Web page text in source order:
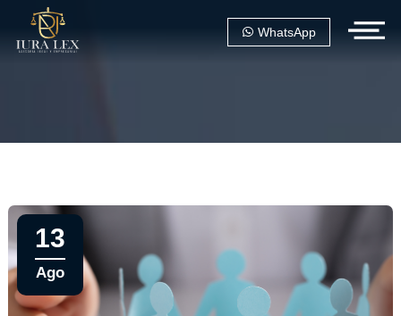
WhatsApp
13
Ago